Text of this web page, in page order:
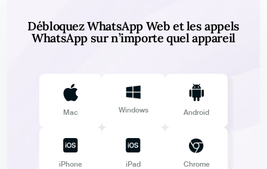
Débloquez WhatsApp Web et les appels
WhatsApp sur n’importe quel appareil
Mac Windows Android
iPhone iPad Chrome